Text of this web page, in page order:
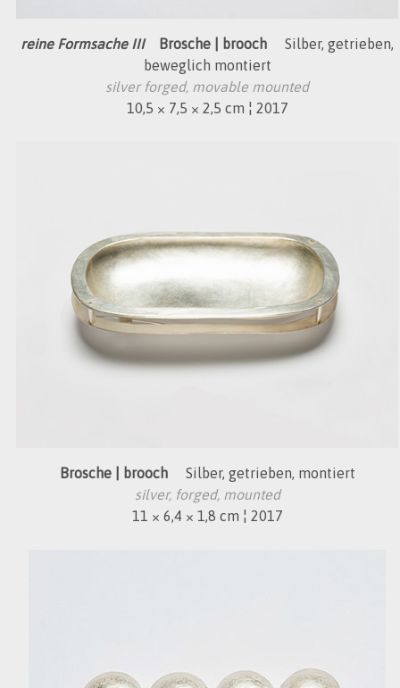
reine Formsache III Brosche | brooch Silber, getrieben,
beweglich montiert
silver forged, movable mounted
10,5 × 7,5 × 2,5 cm ¦ 2017
Brosche | broochSilber, getrieben, montiert
silver, forged, mounted
11 × 6,4 × 1,8 cm ¦ 2017